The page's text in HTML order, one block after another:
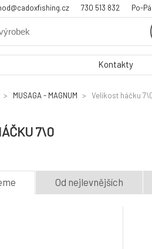
730 513 832 Po-
Kontakty
MUSAGA - MAGNUM Velikost háčku
7\0
Od nejlevnějších